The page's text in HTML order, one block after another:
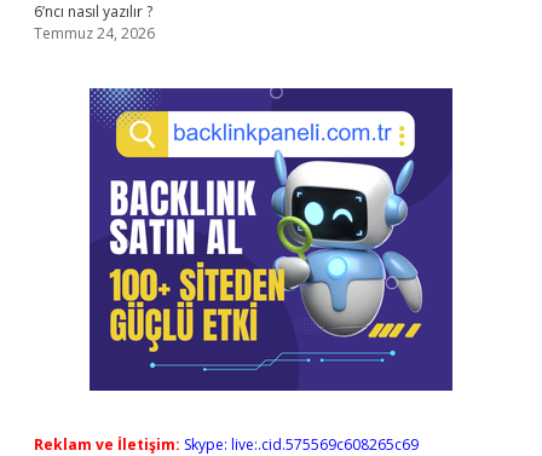
6’ncı nasıl yazılır ?
Temmuz 24, 2026
Reklam ve İletişim: Skype: live:.cid.575569c608265c69